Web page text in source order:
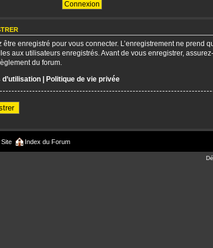
être enregistré pour vous connecter. L’enregistrement ne
aux utilisateurs enregistrés. Avant de vous enregistrer,
du forum.
| Politique de vie privée
Index du Forum